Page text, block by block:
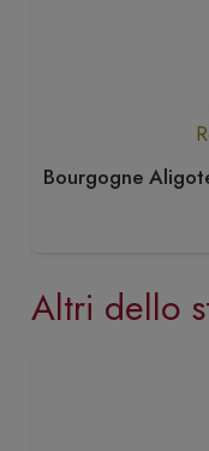
Bourgogne
Altri dello